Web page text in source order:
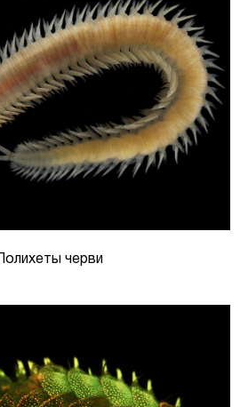
Полихеты черви